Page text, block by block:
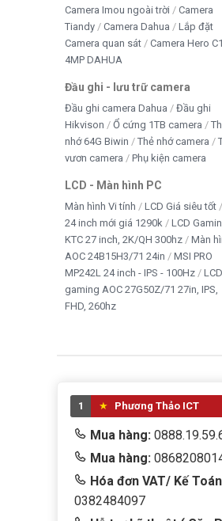
Camera Imou ngoài trời
Camera
Tiandy
Camera Dahua
Lắp đặt
Camera quan sát
Camera Hero C1
4MP DAHUA
Đầu ghi - lưu trữ camera
Đầu ghi camera Dahua
Đầu ghi
Hikvison
Ổ cứng 1TB camera
nhớ 64G Biwin
Thẻ nhớ camera
vươn camera
Phụ kiện camera
LCD - Màn hình PC
Màn hình Vi tính
LCD Giá siêu tốt
24 inch mới giá 1290k
LCD
KTC 27 inch, 2K/QH 300hz
Màn
AOC 24B15H3/71 24in
MSI PRO
MP242L 24 inch - IPS - 100Hz
LCD
gaming AOC 27G50Z/71 27in, IPS,
FHD, 260hz
1 Phương Thảo ICT
Mua hàng:
Mua hàng:
Hóa đơn VAT/ Kế
0382484097